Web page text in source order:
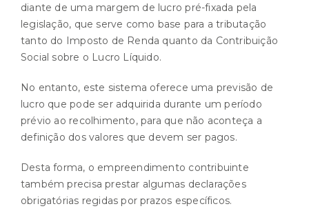
diante de uma margem de lucro pré-fixada pela
legislação, que serve como base para a tributação
tanto do Imposto de Renda quanto da Contribuição
Social sobre o Lucro Líquido.
No entanto, este sistema oferece uma previsão de
lucro que pode ser adquirida durante um período
prévio ao recolhimento, para que não aconteça a
definição dos valores que devem ser pagos.
Desta forma, o empreendimento contribuinte
também precisa prestar algumas declarações
obrigatórias regidas por prazos específicos.